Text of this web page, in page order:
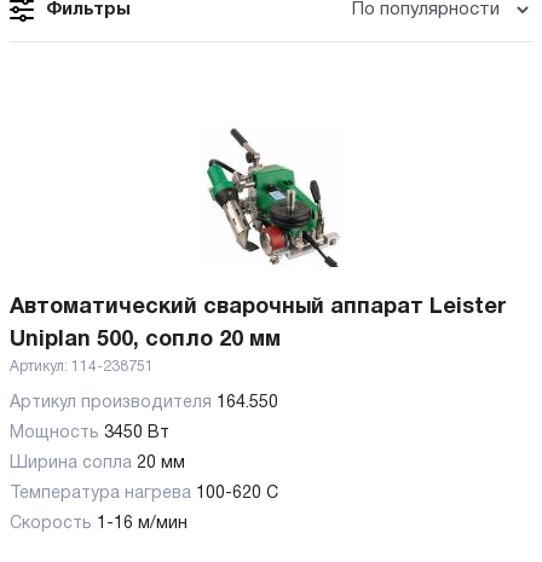
Фильтры
Автоматический сварочный аппарат Leister
Uniplan 500, сопло 20 мм
Артикул: 114-238751
Артикул производителя 164.550
Мощность 3450 Вт
Ширина сопла 20 мм
Температура нагрева 100-620 C
Скорость 1-16 м/мин